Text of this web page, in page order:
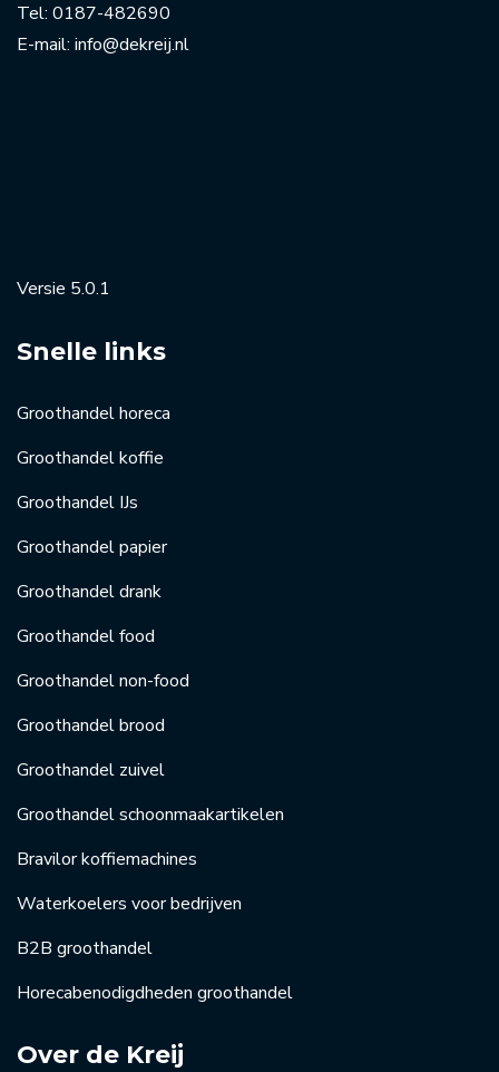
Tel: 0187-482690
E-mail: info@dekreij.nl
Versie 5.0.1
Snelle links
Groothandel horeca
Groothandel koffie
Groothandel IJs
Groothandel papier
Groothandel drank
Groothandel food
Groothandel non-food
Groothandel brood
Groothandel zuivel
Groothandel schoonmaakartikelen
Bravilor koffiemachines
Waterkoelers voor bedrijven
B2B groothandel
Horecabenodigdheden groothandel
Over de Kreij